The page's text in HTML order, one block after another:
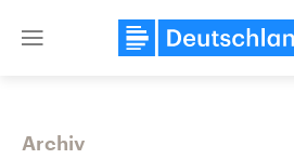
Close
Archiv